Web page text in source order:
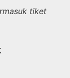
tiket